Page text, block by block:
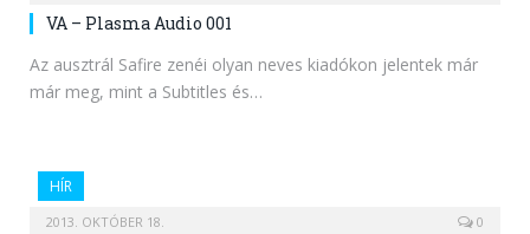
VA – Plasma Audio 001
Az ausztrál Safire zenéi olyan neves kiadókon jelentek már
már meg, mint a Subtitles és…
HÍR
2013. OKTÓBER 18. 0